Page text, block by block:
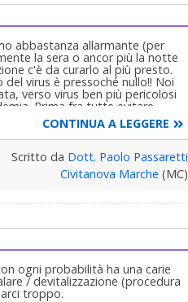
abbastanza allarmante (per
la sera o ancor più la notte
c'è da curarlo al più presto.
virus è pressoché nullo!! Noi
verso virus ben più pericolosi
Prima fra tutte evitare
ai pazienti, gli orari in modo
Spagna UK Cina e USA,
studi dentistici di questi paesi..
CONTINUA A LEGGERE
Scritto da Dott. Paolo Passaretti
Civitanova Marche (MC)
ogni probabilità ha una carie
/ devitalizzazione (procedura
troppo.